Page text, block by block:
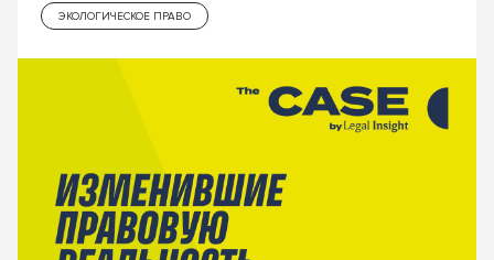
ЭКОЛОГИЧЕСКОЕ ПРАВО